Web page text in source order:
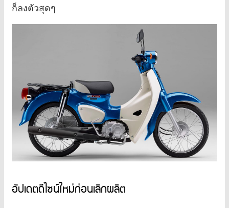
ก็ลงตัวสุดๆ
อัปเดตดีไซน์ใหม่ก่อนเลิกผลิต